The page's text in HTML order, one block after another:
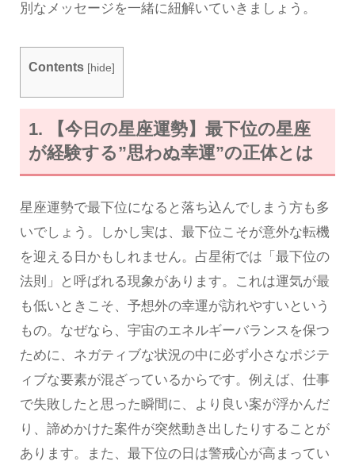
別なメッセージを一緒に紐解いていきましょう。
Contents [hide]
1. 【今日の星座運勢】最下位の星座
が経験する”思わぬ幸運”の正体とは
星座運勢で最下位になると落ち込んでしまう方も多
いでしょう。しかし実は、最下位こそが意外な転機
を迎える日かもしれません。占星術では「最下位の
法則」と呼ばれる現象があります。これは運気が最
も低いときこそ、予想外の幸運が訪れやすいという
もの。なぜなら、宇宙のエネルギーバランスを保つ
ために、ネガティブな状況の中に必ず小さなポジテ
ィブな要素が混ざっているからです。例えば、仕事
で失敗したと思った瞬間に、より良い案が浮かんだ
り、諦めかけた案件が突然動き出したりすることが
あります。また、最下位の日は警戒心が高まってい